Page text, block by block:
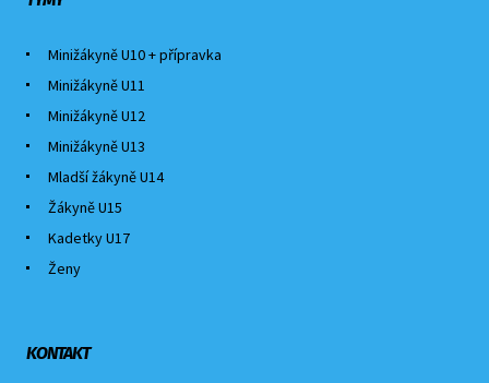
Minižákyně U10 + přípravka
Minižákyně U11
Minižákyně U12
Minižákyně U13
Mladší žákyně U14
Žákyně U15
Kadetky U17
Ženy
KONTAKT